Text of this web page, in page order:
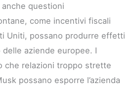
questioni
come incentivi fiscali
Uniti, possano produrre effetti
delle aziende europee. I
che relazioni troppo strette
possano esporre l’azienda